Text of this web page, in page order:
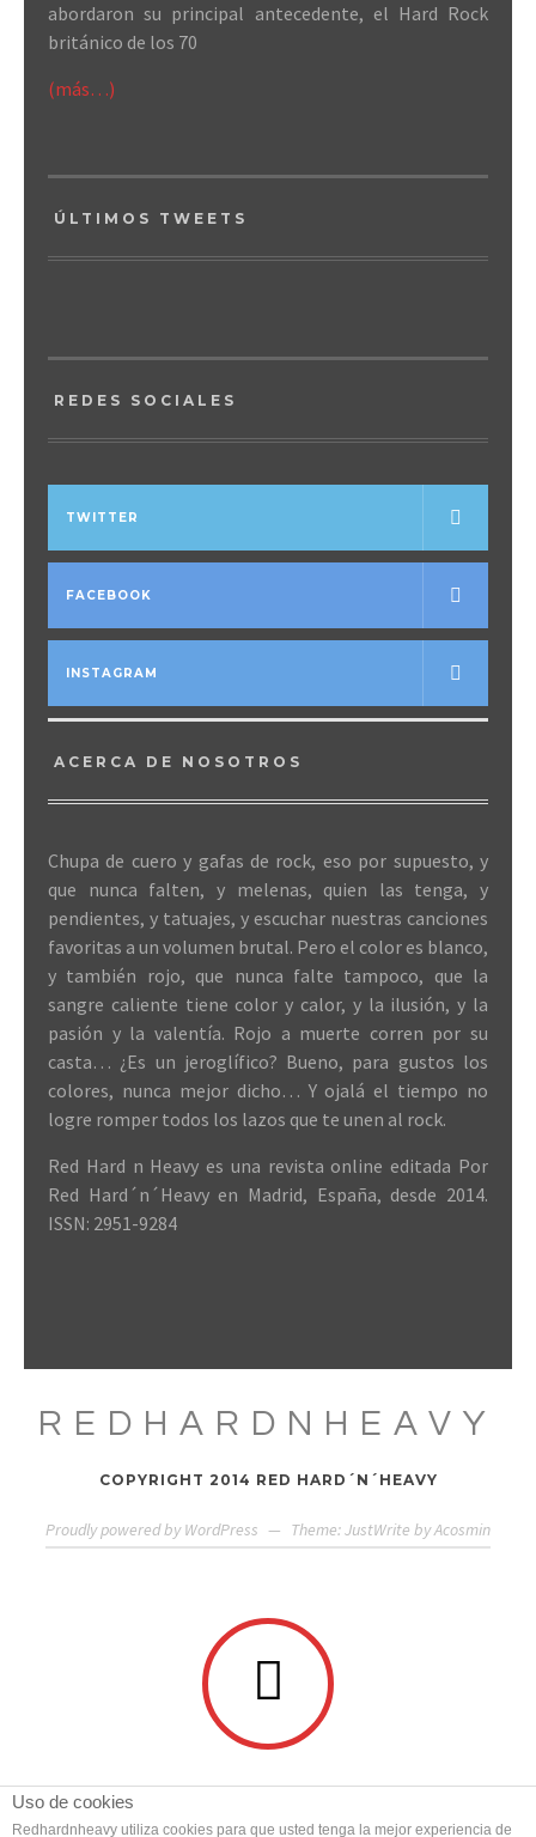
abordaron su principal antecedente, el Hard Rock
británico de los 70
(más…)
ÚLTIMOS TWEETS
REDES SOCIALES
TWITTER
FACEBOOK
INSTAGRAM
ACERCA DE NOSOTROS
Chupa de cuero y gafas de rock, eso por supuesto, y
que nunca falten, y melenas, quien las tenga, y
pendientes, y tatuajes, y escuchar nuestras canciones
favoritas a un volumen brutal. Pero el color es blanco,
y también rojo, que nunca falte tampoco, que la
sangre caliente tiene color y calor, y la ilusión, y la
pasión y la valentía. Rojo a muerte corren por su
casta… ¿Es un jeroglífico? Bueno, para gustos los
colores, nunca mejor dicho… Y ojalá el tiempo no
logre romper todos los lazos que te unen al rock.
Red Hard n Heavy es una revista online editada Por
Red Hard´n´Heavy en Madrid, España, desde 2014.
ISSN: 2951-9284
REDHARDNHEAVY
COPYRIGHT 2014 RED HARD´N´HEAVY
Proudly powered by WordPress — Theme: JustWrite byAcosmin
Uso de cookies
Redhardnheavy utiliza cookies para que usted tenga la mejor experiencia de